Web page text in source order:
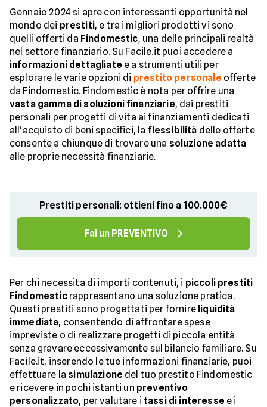
Gennaio 2024 si apre con interessanti opportunità nel
mondo dei prestiti, e tra i migliori prodotti vi sono
quelli offerti da Findomestic, una delle principali realtà
nel settore finanziario. Su Facile.it puoi accedere a
informazioni dettagliate e a strumenti utili per
esplorare le varie opzioni di prestito personale offerte
da Findomestic. Findomestic è nota per offrire una
vasta gamma di soluzioni finanziarie, dai prestiti
personali per progetti di vita ai finanziamenti dedicati
all'acquisto di beni specifici, la flessibilità delle offerte
consente a chiunque di trovare una soluzione adatta
alle proprie necessità finanziarie.
Prestiti personali: ottieni fino a 100.000€
Fai un PREVENTIVO
Per chi necessita di importi contenuti, i piccoli prestiti
Findomesticrappresentano una soluzione pratica.
Questi prestiti sono progettati per fornire liquidità
immediata, consentendo di affrontare spese
impreviste o di realizzare progetti di piccola entità
senza gravare eccessivamente sul bilancio familiare. Su
Facile.it, inserendo le tue informazioni finanziarie, puoi
effettuare la simulazione del tuo prestito Findomestic
e ricevere in pochi istanti un preventivo
personalizzato, per valutare i tassi di interesse e i